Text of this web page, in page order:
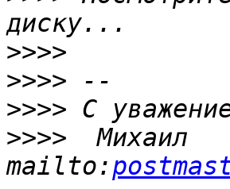
>>>>
>>>>
>>>>
>>>>
  Михаил
mailto: